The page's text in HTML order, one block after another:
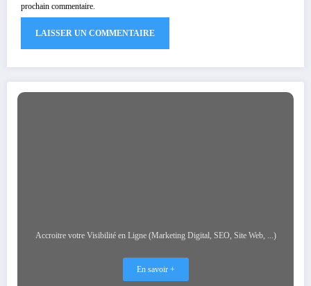
prochain commentaire.
Accroitre votre Visibilité en Ligne (Marketing Digital, SEO, Site Web, ...)
En savoir +